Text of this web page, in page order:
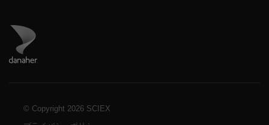
ダナハーのサイトにアクセス
© Copyright 2026 SCIEX